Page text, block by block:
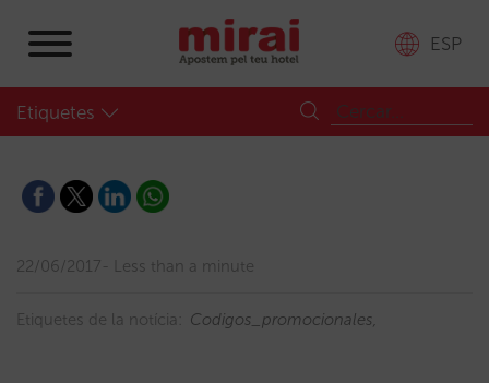
ESP
Etiquetes
22/06/2017 Less than a minute
Etiquetes de la notícia: Codigos_promocionales